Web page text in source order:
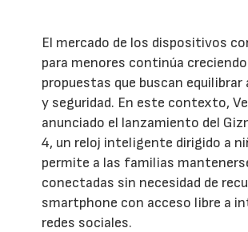
El mercado de los dispositivos
para menores continúa
propuestas que buscan
y seguridad. En este contexto,
anunciado el lanzamiento del
4, un reloj inteligente dirigido a
permite a las familias
conectadas sin necesidad de
smartphone con acceso libre a
redes sociales.